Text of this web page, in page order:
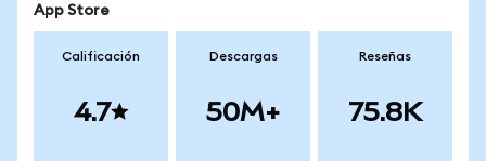
App Store
Calificación
4.7
Descargas
50M+
Reseñas
75.8K